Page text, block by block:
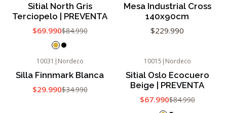
Sitial North Gris
Terciopelo | PREVENTA
$69.990$84.990
Mesa Industrial Cross
140x90cm
$229.990
10031 | Nordeco
Silla Finnmark Blanca
$29.990$34.990
10015 | Nordeco
Sitial Oslo Ecocuero
Beige | PREVENTA
$67.990$84.990